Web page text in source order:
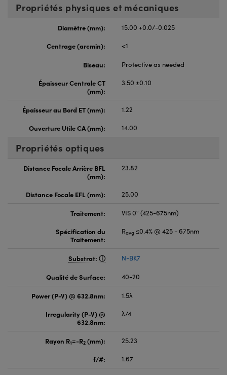
Propriétés physiques et mécaniques
Diamètre (mm):
15.00 +0.0/-0.025
Centrage (arcmin):
<1
Biseau:
Protective as needed
Épaisseur Centrale CT
(mm):
3.50 ±0.10
Épaisseur au Bord ET (mm):
1.22
Ouverture Utile CA (mm):
14.00
Propriétés optiques
Distance Focale Arrière BFL
(mm):
23.82
Distance Focale EFL (mm): 25.00
Traitement:
VIS 0° (425-675nm)
Spécification du
Traitement:
Ravg ≤0.4% @ 425 - 675nm
Substrat: N-BK7
Qualité de Surface: 40-20
Power (P-V) @ 632.8nm:
1.5λ
Irregularity (P-V) @
632.8nm:
λ/4
Rayon R1=-R2 (mm):
25.23
f/#:
1.67